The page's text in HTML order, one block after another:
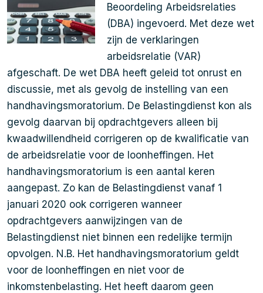
Beoordeling Arbeidsrelaties
(DBA) ingevoerd. Met deze wet
zijn de verklaringen
arbeidsrelatie (VAR)
afgeschaft. De wet DBA heeft geleid tot onrust en
discussie, met als gevolg de instelling van een
handhavingsmoratorium. De Belastingdienst kon als
gevolg daarvan bij opdrachtgevers alleen bij
kwaadwillendheid corrigeren op de kwalificatie van
de arbeidsrelatie voor de loonheffingen. Het
handhavingsmoratorium is een aantal keren
aangepast. Zo kan de Belastingdienst vanaf 1
januari 2020 ook corrigeren wanneer
opdrachtgevers aanwijzingen van de
Belastingdienst niet binnen een redelijke termijn
opvolgen. N.B. Het handhavingsmoratorium geldt
voor de loonheffingen en niet voor de
inkomstenbelasting. Het heeft daarom geen